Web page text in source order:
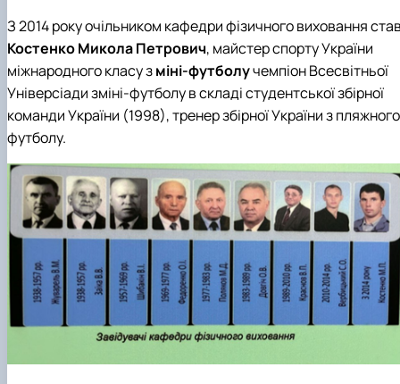
З 2014 року очільником кафедри фізичного виховання
Костенко Микола Петрович, майстер спорту України
міжнародного класу зміні-футболучемпіон Всесвітньої
Універсіади зміні-футболу в складі студентської збірної
команди України (1998), тренер збірної України з пляжного
футболу.